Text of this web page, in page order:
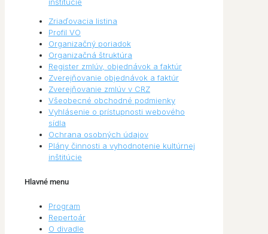
inštitúcie
Zriaďovacia listina
Profil VO
Organizačný poriadok
Organizačná štruktúra
Register zmlúv, objednávok a faktúr
Zverejňovanie objednávok a faktúr
Zverejňovanie zmlúv v CRZ
Všeobecné obchodné podmienky
Vyhlásenie o prístupnosti webového
sídla
Ochrana osobných údajov
Plány činnosti a vyhodnotenie kultúrnej
inštitúcie
Hlavné menu
Program
Repertoár
O divadle